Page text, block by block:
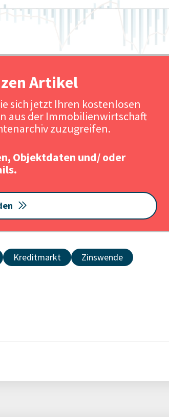
Quelle: HWWI und
Artikel
sich jetzt Ihren kostenlosen
aus der Immobilienwirtschaft
zuzugreifen.
Objektdaten und/ oder
Kreditmarkt Zinswende